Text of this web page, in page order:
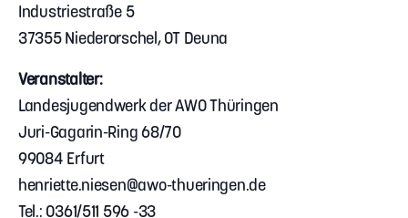
Industriestraße 5
37355 Niederorschel, OT Deuna
Veranstalter:
Landesjugendwerk der AWO Thüringen
Juri-Gagarin-Ring 68/70
99084 Erfurt
henriette.niesen@awo-thueringen.de
Tel.: 0361/511 596 -33